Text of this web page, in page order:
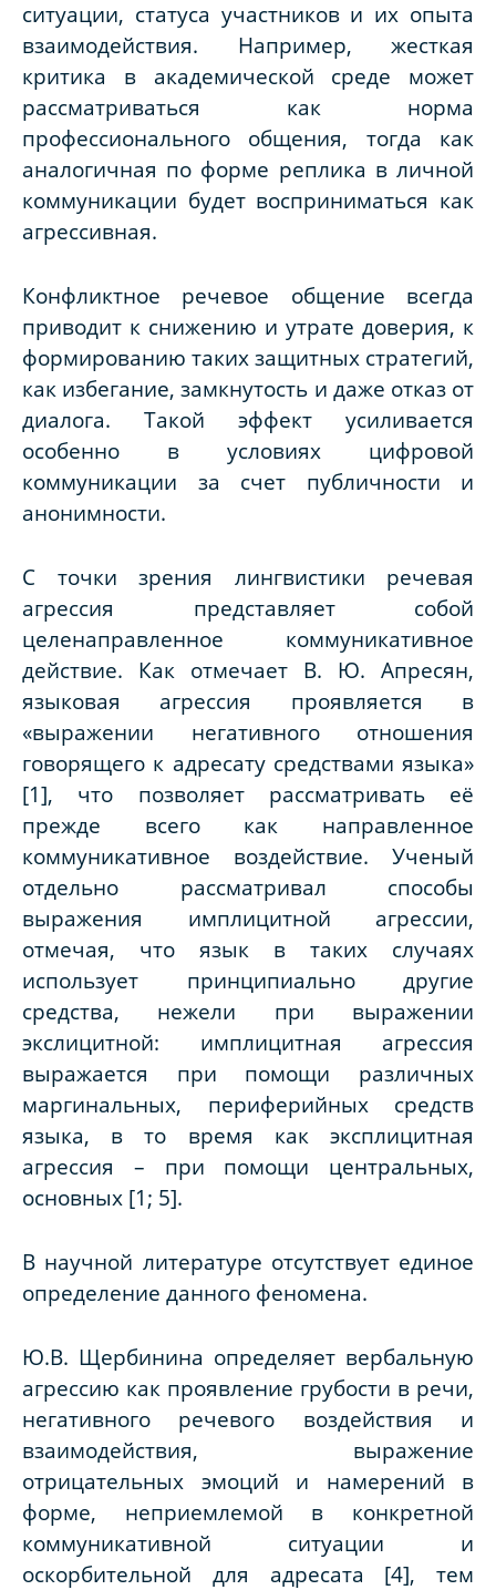
ситуации, статуса участников и их опыта
взаимодействия. Например, жесткая
критика в академической среде может
рассматриваться как норма
профессионального общения, тогда как
аналогичная по форме реплика в личной
коммуникации будет восприниматься как
агрессивная.
Конфликтное речевое общение всегда
приводит к снижению и утрате доверия, к
формированию таких защитных стратегий,
как избегание, замкнутость и даже отказ от
диалога. Такой эффект усиливается
особенно в условиях цифровой
коммуникации за счет публичности и
анонимности.
С точки зрения лингвистики речевая
агрессия представляет собой
целенаправленное коммуникативное
действие. Как отмечает В. Ю. Апресян,
языковая агрессия проявляется в
«выражении негативного отношения
говорящего к адресату средствами языка»
[1], что позволяет рассматривать её
прежде всего как направленное
коммуникативное воздействие. Ученый
отдельно рассматривал способы
выражения имплицитной агрессии,
отмечая, что язык в таких случаях
использует принципиально другие
средства, нежели при выражении
экслицитной: имплицитная агрессия
выражается при помощи различных
маргинальных, периферийных средств
языка, в то время как эксплицитная
агрессия – при помощи центральных,
основных [1; 5].
В научной литературе отсутствует единое
определение данного феномена.
Ю.В. Щербинина определяет вербальную
агрессию как проявление грубости в речи,
негативного речевого воздействия и
взаимодействия, выражение
отрицательных эмоций и намерений в
форме, неприемлемой в конкретной
коммуникативной ситуации и
оскорбительной для адресата [4], тем